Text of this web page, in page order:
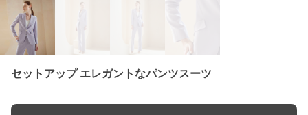
セットアップ エレガントなパンツスーツ